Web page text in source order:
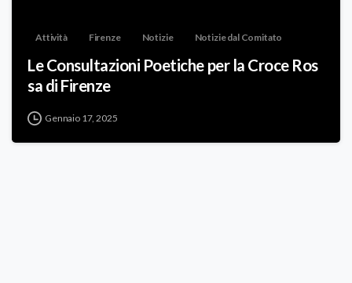
Attività Firenze Notizie Notizie dal Comitato
Le Consultazioni Poetiche per la Croce Ros
sa di Firenze
Gennaio 17, 2025